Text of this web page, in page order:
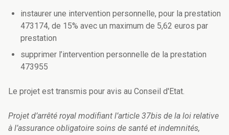
instaurer une intervention personnelle, pour la prestation
473174, de 15% avec un maximum de 5,62 euros par
prestation
supprimer l’intervention personnelle de la prestation
473955
Le projet est transmis pour avis au Conseil d'Etat.
Projet d’arrêté royal modifiant l’article 37bis de la loi relative
à l’assurance obligatoire soins de santé et indemnités,